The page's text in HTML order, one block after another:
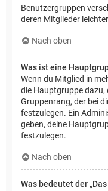
Benutzergruppen
deren Mitglieder
Nach oben
Was ist eine
Wenn du Mitglied in
die Hauptgruppe dazu,
Gruppenrang, der bei
festzulegen. Ein
geben, deine
festzulegen.
Nach oben
Was bedeutet der